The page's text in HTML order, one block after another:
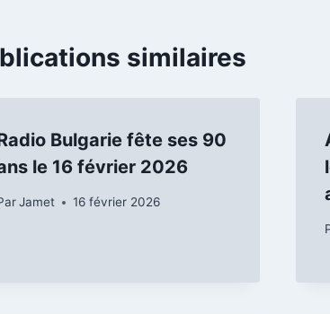
similaires
Bulgarie fête ses 90
le 16 février 2026
Jamet 16 février 2026